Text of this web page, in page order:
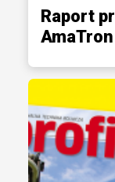
Raport